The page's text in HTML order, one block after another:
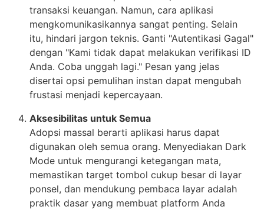
transaksi keuangan. Namun, cara aplikasi
mengkomunikasikannya sangat penting. Selain
itu, hindari jargon teknis. Ganti "Autentikasi Gagal"
dengan "Kami tidak dapat melakukan verifikasi ID
Anda. Coba unggah lagi." Pesan yang jelas
disertai opsi pemulihan instan dapat mengubah
frustasi menjadi kepercayaan.
Aksesibilitas untuk Semua
Adopsi massal berarti aplikasi harus dapat
digunakan oleh semua orang. Menyediakan Dark
Mode untuk mengurangi ketegangan mata,
memastikan target tombol cukup besar di layar
ponsel, dan mendukung pembaca layar adalah
praktik dasar yang membuat platform Anda